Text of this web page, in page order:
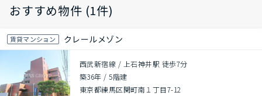
おすすめ物件 (1件)
賃貸マンション クレールメゾン
西武新宿線 / 上石神井駅 徒歩7分
築36年 /5階建
東京都練馬区関町南１丁目7-12